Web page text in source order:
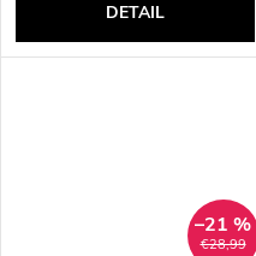
DETAIL
€28,99
–21 %